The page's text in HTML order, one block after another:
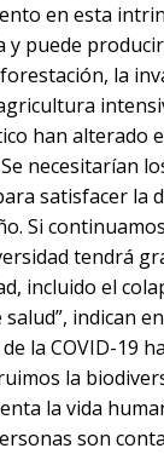
en esta
y puede
la
han alterado
necesitarían
satisfacer la
Si
tendrá
incluido el
indican
la COVID-19
la
la vida
son